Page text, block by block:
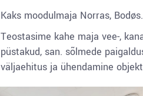
Kaks moodulmaja Norras, Bodøs.
Teostasime kahe maja vee-,
püstakud, san. sõlmede
väljaehitus ja ühendamine